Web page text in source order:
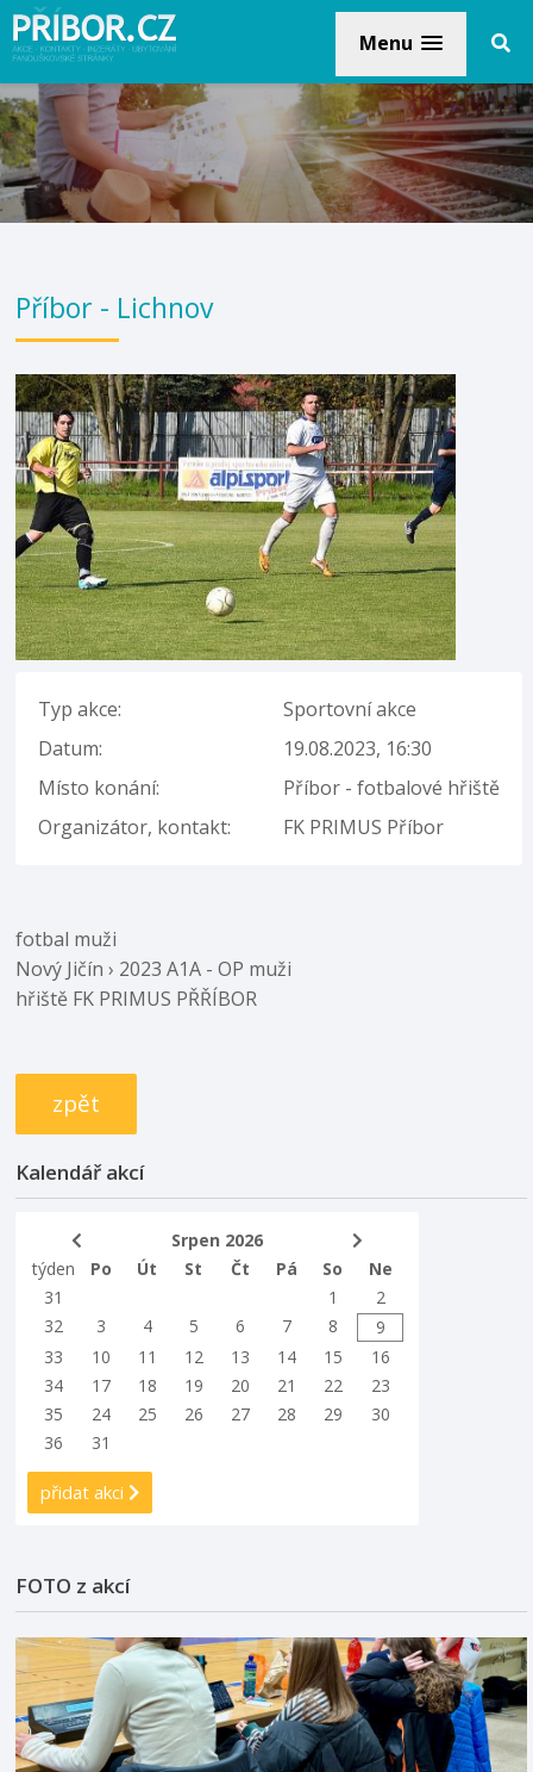
Menu
Příbor - Lichnov
Typ akce:
Sportovní akce
Datum:
19.08.2023, 16:30
Místo konání:
Příbor - fotbalové hřiště
Organizátor, kontakt:
FK PRIMUS Příbor
fotbal muži
Nový Jičín › 2023 A1A - OP muži
hřiště FK PRIMUS PŘŘÍBOR
zpět
Kalendář akcí
Srpen 2026
týden
Po Út St Čt Pá So
Ne
31
1
2
32
3 4 5 6 7 8
9
33
10 11 12 13 14 15
16
34
17 18 19 20 21 22
23
35
24 25 26 27 28 29
30
36
31
přidat akci
FOTO z akcí